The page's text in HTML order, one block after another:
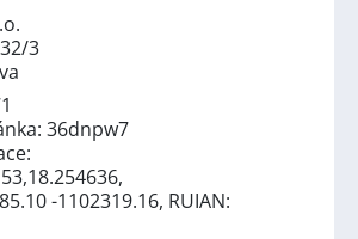
3
36dnpw7
-1102319.16, RUIAN: